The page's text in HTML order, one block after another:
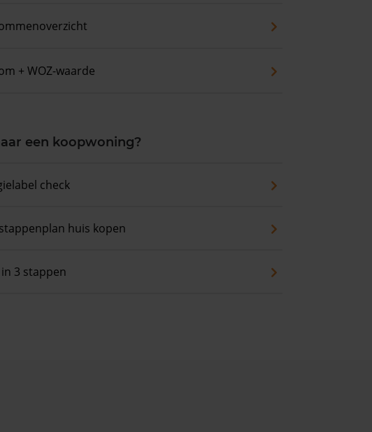
+ WOZ-waarde
een koopwoning?
check
huis kopen
3 stappen